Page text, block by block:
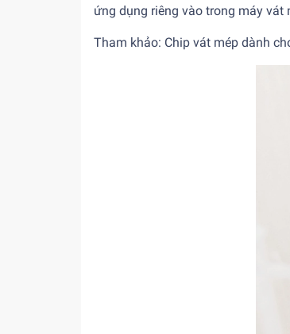
ứng dụng riêng vào trong máy vát
Tham khảo: Chip vát mép dành